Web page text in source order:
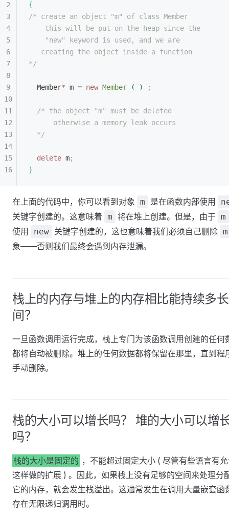
{
/* create an object "m" of class Member
this will be put on the heap since the
"new" keyword is used, and we are
creating the object inside a function
*/
Member* m = new Member ( ) ;
/* the object "m" must be deleted
otherwise a memory leak occurs
*/
delete m;
}
在上面的代码中，你可以看到对象 m 是在函数内部使用
关键字创建的。这意味着 m 将在堆上创建。但是，由于 m
使用 new 关键字创建的，这也意味着我们必须自己删除 m
象——否则我们最终会遇到内存泄漏。
栈上的内存与堆上的内存相比能持续多
间？
一旦函数调用运行完成，栈上专门为该函数调用创建的任何
都将自动被删除。堆上的任何数据都将保留在那里，直到程
手动删除。
栈的大小可以增长吗？ 堆的大小可以增
吗？
栈的大小是固定的 ，不能超过固定大小 ( 尽管有些语言有
这样做的扩展 ) 。因此，如果栈上没有足够的空间来处理分
它的内存，就会发生栈溢出。这通常发生在调用大量嵌套函
存在无限递归调用时。